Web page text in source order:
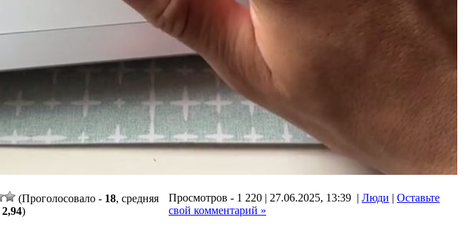
(Проголосовало - 18, средняя
2,94)
Просмотров - 1 220 | 27.06.2025, 13:39 | Люди | Оставьте
свой комментарий »